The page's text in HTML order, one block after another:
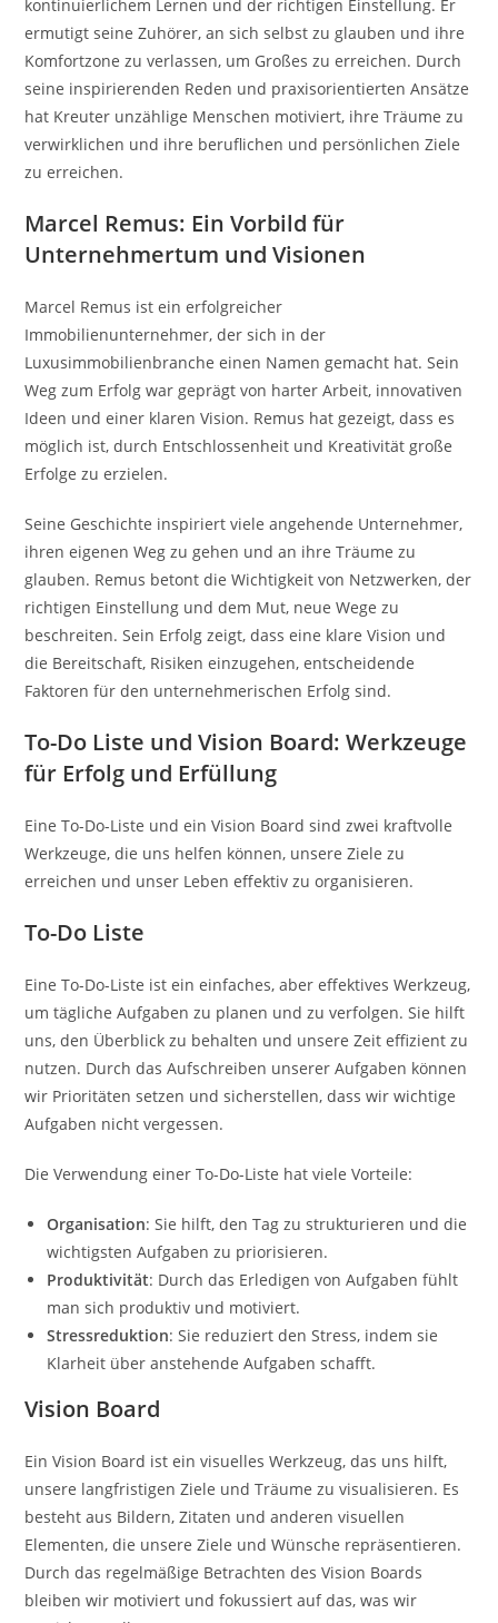
kontinuierlichem Lernen und der richtigen Einstellung. Er
ermutigt seine Zuhörer, an sich selbst zu glauben und ihre
Komfortzone zu verlassen, um Großes zu erreichen. Durch
seine inspirierenden Reden und praxisorientierten Ansätze
hat Kreuter unzählige Menschen motiviert, ihre Träume zu
verwirklichen und ihre beruflichen und persönlichen Ziele
zu erreichen.
Marcel Remus: Ein Vorbild für
Unternehmertum und Visionen
Marcel Remus ist ein erfolgreicher
Immobilienunternehmer, der sich in der
Luxusimmobilienbranche einen Namen gemacht hat. Sein
Weg zum Erfolg war geprägt von harter Arbeit, innovativen
Ideen und einer klaren Vision. Remus hat gezeigt, dass es
möglich ist, durch Entschlossenheit und Kreativität große
Erfolge zu erzielen.
Seine Geschichte inspiriert viele angehende Unternehmer,
ihren eigenen Weg zu gehen und an ihre Träume zu
glauben. Remus betont die Wichtigkeit von Netzwerken, der
richtigen Einstellung und dem Mut, neue Wege zu
beschreiten. Sein Erfolg zeigt, dass eine klare Vision und
die Bereitschaft, Risiken einzugehen, entscheidende
Faktoren für den unternehmerischen Erfolg sind.
To-Do Liste und Vision Board: Werkzeuge
für Erfolg und Erfüllung
Eine To-Do-Liste und ein Vision Board sind zwei kraftvolle
Werkzeuge, die uns helfen können, unsere Ziele zu
erreichen und unser Leben effektiv zu organisieren.
To-Do Liste
Eine To-Do-Liste ist ein einfaches, aber effektives Werkzeug,
um tägliche Aufgaben zu planen und zu verfolgen. Sie hilft
uns, den Überblick zu behalten und unsere Zeit effizient zu
nutzen. Durch das Aufschreiben unserer Aufgaben können
wir Prioritäten setzen und sicherstellen, dass wir wichtige
Aufgaben nicht vergessen.
Die Verwendung einer To-Do-Liste hat viele Vorteile:
Organisation: Sie hilft, den Tag zu strukturieren und die
wichtigsten Aufgaben zu priorisieren.
Produktivität: Durch das Erledigen von Aufgaben fühlt
man sich produktiv und motiviert.
Stressreduktion: Sie reduziert den Stress, indem sie
Klarheit über anstehende Aufgaben schafft.
Vision Board
Ein Vision Board ist ein visuelles Werkzeug, das uns hilft,
unsere langfristigen Ziele und Träume zu visualisieren. Es
besteht aus Bildern, Zitaten und anderen visuellen
Elementen, die unsere Ziele und Wünsche repräsentieren.
Durch das regelmäßige Betrachten des Vision Boards
bleiben wir motiviert und fokussiert auf das, was wir